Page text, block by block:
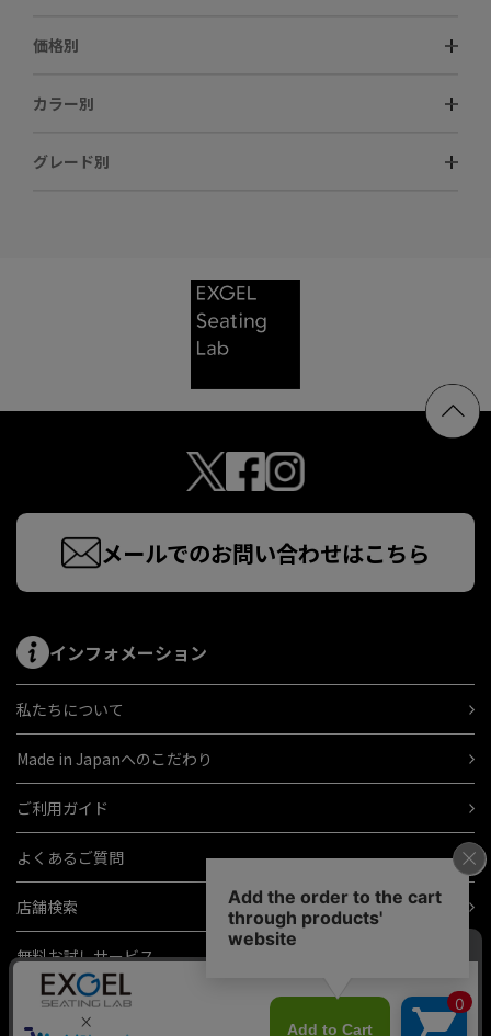
価格別
カラー別
グレード別
メールでのお問い合わせはこちら
インフォメーション
私たちについて
Made in Japanへのこだわり
ご利用ガイド
よくあるご質問
店舗検索
無料お試しサービス
ギフトラッピング